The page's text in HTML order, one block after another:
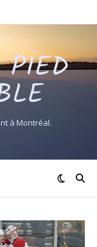
à Montréal.